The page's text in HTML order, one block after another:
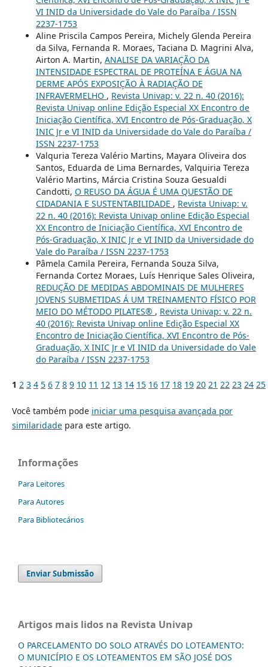
VI INID da Universidade do Vale do Paraíba / ISSN
2237-1753
Aline Priscila Campos Pereira, Michely Glenda Pereira
da Silva, Fernanda R. Moraes, Taciana D. Magrini Alva,
Airton A. Martin, ANALISE DA VARIAÇÃO DA
INTENSIDADE ESPECTRAL DE PROTEÍNA E ÁGUA NA
DERME APÓS EXPOSIÇÃO À RADIAÇÃO DE
INFRAVERMELHO , Revista Univap: v. 22 n. 40 (2016):
Revista Univap online Edição Especial XX Encontro de
Iniciação Científica, XVI Encontro de Pós-Graduação, X
INIC Jr e VI INID da Universidade do Vale do Paraíba /
ISSN 2237-1753
Valquria Tereza Valério Martins, Mayara Oliveira dos
Santos, Eduarda de Lima Bernardes, Valquiria Tereza
Valério Martins, Márcia Cristina Souza Gesualdi
Candotti, O REUSO DA ÁGUA É UMA QUESTÃO DE
CIDADANIA E SUSTENTABILIDADE , Revista Univap: v.
22 n. 40 (2016): Revista Univap online Edição Especial
XX Encontro de Iniciação Científica, XVI Encontro de
Pós-Graduação, X INIC Jr e VI INID da Universidade do
Vale do Paraíba / ISSN 2237-1753
Pâmela Camila Pereira, Fernanda Souza Silva,
Fernanda Cortez Moraes, Luís Henrique Sales Oliveira,
REDUÇÃO DE MEDIDAS ABDOMINAIS DE MULHERES
JOVENS SUBMETIDAS Á UM TREINAMENTO FÍSICO POR
MEIO DO MÉTODO PILATES® , Revista Univap: v. 22 n.
40 (2016): Revista Univap online Edição Especial XX
Encontro de Iniciação Científica, XVI Encontro de Pós-
Graduação, X INIC Jr e VI INID da Universidade do Vale
do Paraíba / ISSN 2237-1753
1 2 3 4 5 6 7 8 9 10 11 12 13 14 15 16 17 18 19 20 21 22 23 24 25
Você também pode iniciar uma pesquisa avançada por
similaridadepara este artigo.
Informações
Para Leitores
Para Autores
Para Bibliotecários
Enviar Submissão
Artigos mais lidos na Revista Univap
O PARCELAMENTO DO SOLO ATRAVÉS DO LOTEAMENTO:
O MUNICÍPIO E OS LOTEAMENTOS EM SÃO JOSÉ DOS